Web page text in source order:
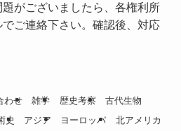
がございましたら、各権利所
ご連絡下さい。確認後、対応
わせ 雑学 歴史考察
古代生物
史 アジア ヨーロッパ 北アメリカ